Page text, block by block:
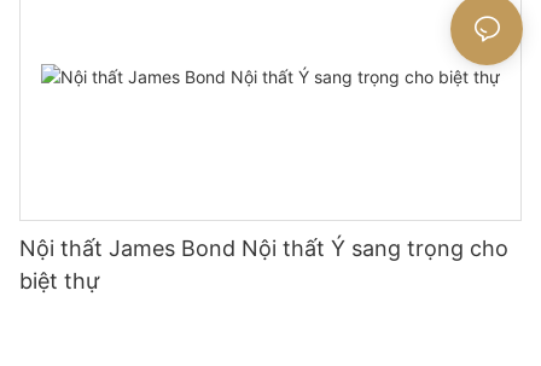
Nội thất James Bond Nội thất Ý sang trọng cho
biệt thự